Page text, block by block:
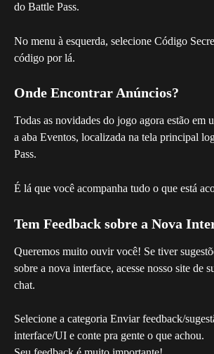
do Battle Pass.
No menu à esquerda, selecione Código
código por lá.
Onde Encontrar Anúncios?
Todas as novidades do jogo agora estão em
a aba Eventos, localizada na tela principal
Pass.
É lá que você acompanha tudo o que está
Tem Feedback sobre a Nova
Queremos muito ouvir você! Se tiver
sobre a nova interface, acesse nosso site de
chat.
Selecione a categoria Enviar feedback/
interface/UI e conte pra gente o que achou.